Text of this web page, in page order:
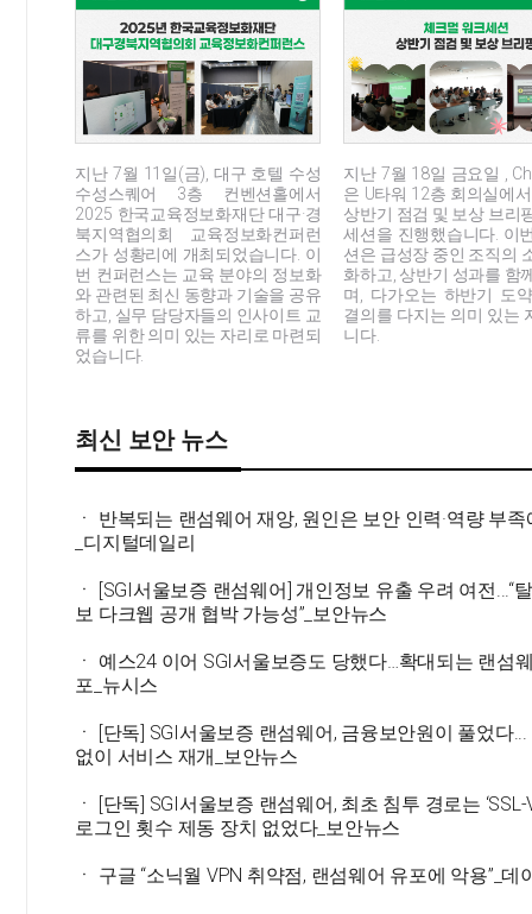
지난 7월 11일(금), 대구 호텔 수성
수성스퀘어 3층 컨벤션홀에서
2025 한국교육정보화재단 대구·경
북지역협의회 교육정보화컨퍼런
스가 성황리에 개최되었습니다. 이
번 컨퍼런스는 교육 분야의 정보화
와 관련된 최신 동향과 기술을 공유
하고, 실무 담당자들의 인사이트 교
류를 위한 의미 있는 자리로 마련되
었습니다.
지난 7월 18일 금요일 ,
은 U타워 12층 회의실에
상반기 점검 및 보상 브리
세션을 진행했습니다. 이
션은 급성장 중인 조직의
화하고, 상반기 성과를 함
며, 다가오는 하반기 도
결의를 다지는 의미 있는
니다.
최신 보안 뉴스
ㆍ 반복되는 랜섬웨어 재앙, 원인은 보안 인력·역량 부
_디지털데일리
ㆍ [SGI서울보증 랜섬웨어] 개인정보 유출 우려 여전...“
보 다크웹 공개 협박 가능성”_보안뉴스
ㆍ 예스24 이어 SGI서울보증도 당했다…확대되는 랜섬
포_뉴시스
ㆍ [단독] SGI서울보증 랜섬웨어, 금융보안원이 풀었다...
없이 서비스 재개_보안뉴스
ㆍ [단독] SGI서울보증 랜섬웨어, 최초 침투 경로는 ‘SSL-
로그인 횟수 제동 장치 없었다_보안뉴스
ㆍ 구글 “소닉월 VPN 취약점, 랜섬웨어 유포에 악용”_데